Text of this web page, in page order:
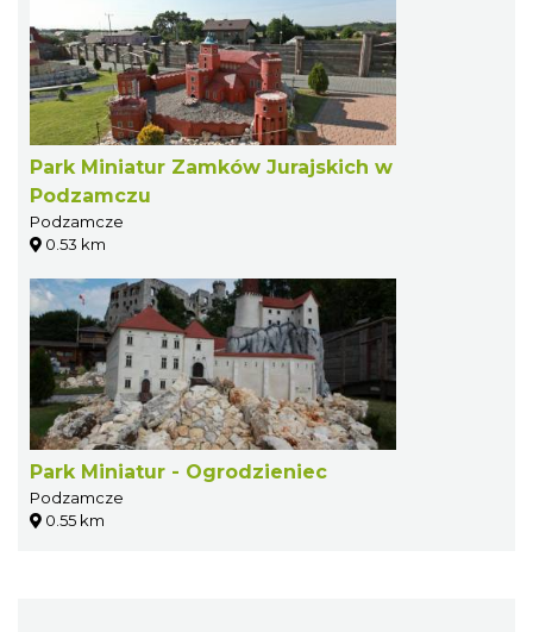
Park Miniatur Zamków Jurajskich w
Podzamczu
Podzamcze
0.53 km
Park Miniatur - Ogrodzieniec
Podzamcze
0.55 km